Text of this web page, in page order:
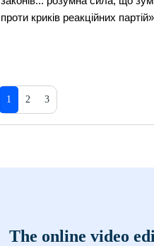
проти криків реакційних
1 2 3
The online video